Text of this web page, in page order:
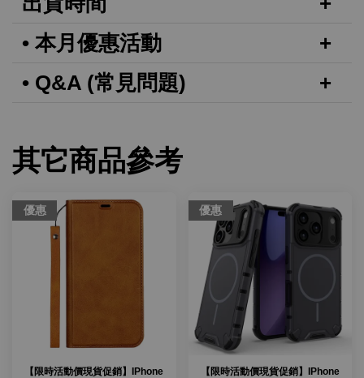
• 本月優惠活動
• Q&A (常見問題)
其它商品參考
優惠
【限時活動價現貨促銷】IPhone
優惠
【限時活動價現貨促銷】IPhone